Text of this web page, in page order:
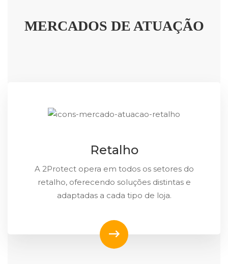
MERCADOS DE ATUAÇÃO
Retalho
A 2Protect opera em todos os setores do
retalho, oferecendo soluções distintas e
adaptadas a cada tipo de loja.